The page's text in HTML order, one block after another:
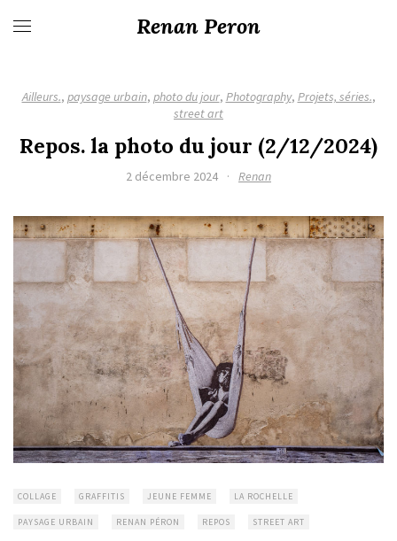
Renan Peron
Ailleurs., paysage urbain, photo du jour, Photography, Projets, séries.,
street art
Repos. la photo du jour (2/12/2024)
2 décembre 2024 · Renan
COLLAGE GRAFFITIS JEUNE FEMME LA ROCHELLE
PAYSAGE URBAIN RENAN PÉRON REPOS STREET ART